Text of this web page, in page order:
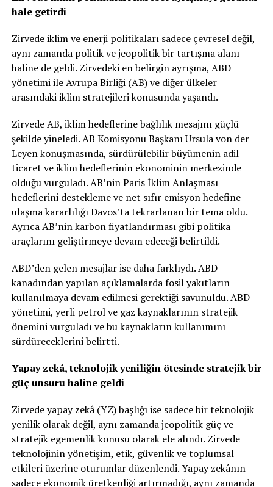
hale getirdi
Zirvede iklim ve enerji politikaları sadece çevresel değil,
aynı zamanda politik ve jeopolitik bir tartışma alanı
haline de geldi. Zirvedeki en belirgin ayrışma, ABD
yönetimi ile Avrupa Birliği (AB) ve diğer ülkeler
arasındaki iklim stratejileri konusunda yaşandı.
Zirvede AB, iklim hedeflerine bağlılık mesajını güçlü
şekilde yineledi. AB Komisyonu Başkanı Ursula von der
Leyen konuşmasında, sürdürülebilir büyümenin adil
ticaret ve iklim hedeflerinin ekonominin merkezinde
olduğu vurguladı. AB’nin Paris İklim Anlaşması
hedeflerini destekleme ve net sıfır emisyon hedefine
ulaşma kararlılığı Davos’ta tekrarlanan bir tema oldu.
Ayrıca AB’nin karbon fiyatlandırması gibi politika
araçlarını geliştirmeye devam edeceği belirtildi.
ABD’den gelen mesajlar ise daha farklıydı. ABD
kanadından yapılan açıklamalarda fosil yakıtların
kullanılmaya devam edilmesi gerektiği savunuldu. ABD
yönetimi, yerli petrol ve gaz kaynaklarının stratejik
önemini vurguladı ve bu kaynakların kullanımını
sürdüreceklerini belirtti.
Yapay zekâ, teknolojik yeniliğin ötesinde stratejik bir
güç unsuru haline geldi
Zirvede yapay zekâ (YZ) başlığı ise sadece bir teknolojik
yenilik olarak değil, aynı zamanda jeopolitik güç ve
stratejik egemenlik konusu olarak ele alındı. Zirvede
teknolojinin yönetişim, etik, güvenlik ve toplumsal
etkileri üzerine oturumlar düzenlendi. Yapay zekânın
sadece ekonomik üretkenliği artırmadığı, aynı zamanda